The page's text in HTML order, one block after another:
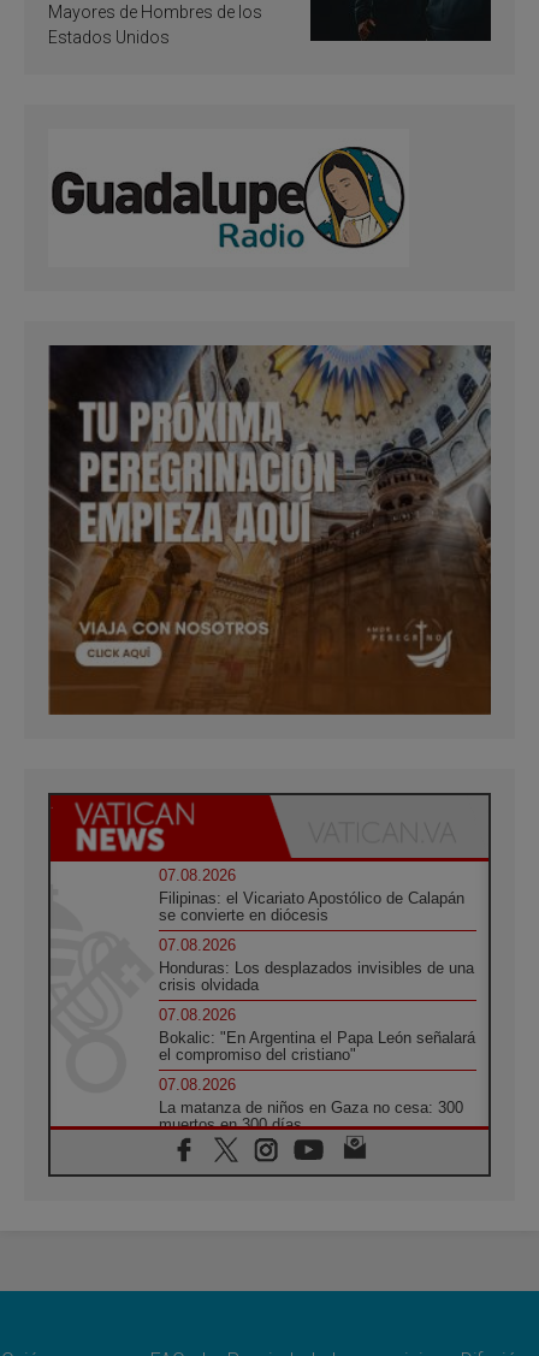
Mayores de Hombres de los
Estados Unidos
07.08.2026
Filipinas: el Vicariato Apostólico de Calapán
se convierte en diócesis
07.08.2026
Honduras: Los desplazados invisibles de una
crisis olvidada
07.08.2026
Bokalic: "En Argentina el Papa León señalará
el compromiso del cristiano"
07.08.2026
La matanza de niños en Gaza no cesa: 300
muertos en 300 días
07.08.2026
Tagle: La guerra desfigura el mundo, solo la
como misión al servicio del Evangelio